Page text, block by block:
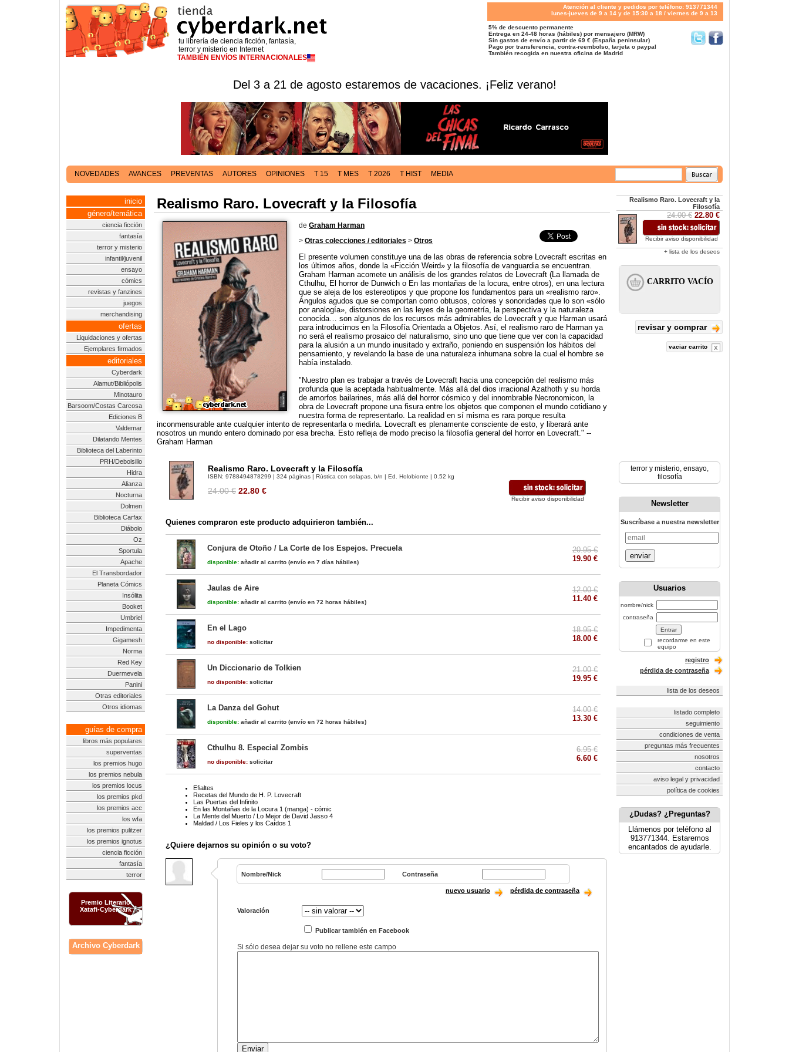
tu librería de ciencia ficción, fantasía,
terror y misterio en Internet
TAMBIÉN ENVÍOS INTERNACIONALES
Atención al cliente y pedidos por teléfono: 913771344
lunes-jueves de 9 a 14 y de 15:30 a 18 / viernes de 9 a 13
5% de descuento permanente
Entrega en 24-48 horas (hábiles) por mensajero (MRW)
Sin gastos de envío a partir de 69 € (España peninsular)
Pago por transferencia, contra-reembolso, tarjeta o paypal
También recogida en nuestra oficina de Madrid
Del 3 a 21 de agosto estaremos de vacaciones. ¡Feliz verano!
NOVEDADES AVANCES PREVENTAS AUTORES OPINIONES T 15 T MES T 2026 T HIST MEDIA
inicio
género/temática
ciencia ficción
fantasía
terror y misterio
infantil/juvenil
ensayo
cómics
revistas y fanzines
juegos
merchandising
ofertas
Liquidaciones y ofertas
Ejemplares firmados
editoriales
Cyberdark
Alamut/Bibliópolis
Minotauro
Barsoom/Costas Carcosa
Ediciones B
Valdemar
Dilatando Mentes
Biblioteca del Laberinto
PRH/Debolsillo
Hidra
Alianza
Nocturna
Dolmen
Biblioteca Carfax
Diábolo
Oz
Sportula
Apache
El Transbordador
Planeta Cómics
Insólita
Booket
Umbriel
Impedimenta
Gigamesh
Norma
Red Key
Duermevela
Panini
Otras editoriales
Otros idiomas
guías de compra
libros más populares
superventas
los premios hugo
los premios nebula
los premios locus
los premios pkd
los premios acc
los wfa
los premios pulitzer
los premios ignotus
ciencia ficción
fantasía
terror
Premio Literario
Xatafi-Cyberdark
Archivo Cyberdark
Realismo Raro. Lovecraft y la Filosofía
de Graham Harman
> Otras colecciones / editoriales > Otros
El presente volumen constituye una de las obras de referencia sobre Lovecraft escritas en
los últimos años, donde la «Ficción Weird» y la filosofía de vanguardia se encuentran.
Graham Harman acomete un análisis de los grandes relatos de Lovecraft (La llamada de
Cthulhu, El horror de Dunwich o En las montañas de la locura, entre otros), en una lectura
que se aleja de los estereotipos y que propone los fundamentos para un «realismo raro».
Ángulos agudos que se comportan como obtusos, colores y sonoridades que lo son «sólo
por analogía», distorsiones en las leyes de la geometría, la perspectiva y la naturaleza
conocida… son algunos de los recursos más admirables de Lovecraft y que Harman usará
para introducirnos en la Filosofía Orientada a Objetos. Así, el realismo raro de Harman ya
no será el realismo prosaico del naturalismo, sino uno que tiene que ver con la capacidad
para la alusión a un mundo inusitado y extraño, poniendo en suspensión los hábitos del
pensamiento, y revelando la base de una naturaleza inhumana sobre la cual el hombre se
había instalado.
"Nuestro plan es trabajar a través de Lovecraft hacia una concepción del realismo más
profunda que la aceptada habitualmente. Más allá del dios irracional Azathoth y su horda
de amorfos bailarines, más allá del horror cósmico y del innombrable Necronomicon, la
obra de Lovecraft propone una fisura entre los objetos que componen el mundo cotidiano y
nuestra forma de representarlo. La realidad en sí misma es rara porque resulta
inconmensurable ante cualquier intento de representarla o medirla. Lovecraft es plenamente consciente de esto, y liberará ante
nosotros un mundo entero dominado por esa brecha. Esto refleja de modo preciso la filosofía general del horror en Lovecraft." --
Graham Harman
Realismo Raro. Lovecraft y la Filosofía
ISBN: 9788494878299 | 324 páginas | Rústica con solapas, b/n | Ed. Holobionte | 0.52 kg
24.00 € 22.80 €
Recibir aviso disponibilidad
Quienes compraron este producto adquirieron también...
Conjura de Otoño / La Corte de los Espejos. Precuela
disponible: añadir al carrito (envío en 7 días hábiles)
20.95 €
19.90 €
Jaulas de Aire
disponible: añadir al carrito (envío en 72 horas hábiles)
12.00 €
11.40 €
En el Lago
no disponible: solicitar
18.95 €
18.00 €
Un Diccionario de Tolkien
no disponible: solicitar
21.00 €
19.95 €
La Danza del Gohut
disponible: añadir al carrito (envío en 72 horas hábiles)
14.00 €
13.30 €
Cthulhu 8. Especial Zombis
no disponible: solicitar
6.95 €
6.60 €
Efialtes
Recetas del Mundo de H. P. Lovecraft
Las Puertas del Infinito
En las Montañas de la Locura 1 (manga) - cómic
La Mente del Muerto / Lo Mejor de David Jasso 4
Maldad / Los Fieles y los Caídos 1
¿Quiere dejarnos su opinión o su voto?
Nombre/Nick Contraseña
nuevo usuario pérdida de contraseña
Valoración
Publicar también en Facebook
Si sólo desea dejar su voto no rellene este campo
Realismo Raro. Lovecraft y la
Filosofía
24.00 € 22.80 €
Recibir aviso disponibilidad
+ lista de los deseos
revisar y comprar
vaciar carrito
terror y misterio, ensayo,
filosofía
Newsletter
Suscríbase a nuestra newsletter
enviar
Usuarios
nombre/nick
contraseña
recordarme en este
equipo
registro
pérdida de contraseña
lista de los deseos
listado completo
seguimiento
condiciones de venta
preguntas más frecuentes
nosotros
contacto
aviso legal y privacidad
política de cookies
¿Dudas? ¿Preguntas?
Llámenos por teléfono al
913771344. Estaremos
encantados de ayudarle.